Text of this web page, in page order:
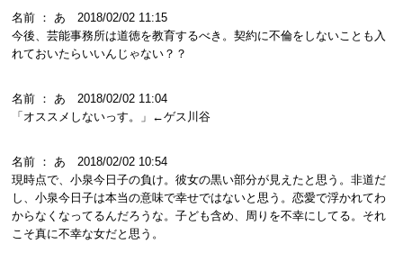
名前 ： あ 2018/02/02 11:15
今後、芸能事務所は道徳を教育するべき。契約に不倫をしないことも入
れておいたらいいんじゃない？？
名前 ： あ 2018/02/02 11:04
「オススメしないっす。」←ゲス川谷
名前 ： あ 2018/02/02 10:54
現時点で、小泉今日子の負け。彼女の黒い部分が見えたと思う。非道だ
し、小泉今日子は本当の意味で幸せではないと思う。恋愛で浮かれてわ
からなくなってるんだろうな。子ども含め、周りを不幸にしてる。それ
こそ真に不幸な女だと思う。